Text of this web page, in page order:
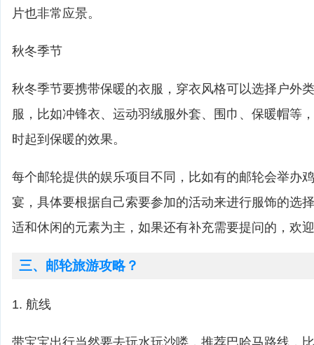
片也非常应景。
秋冬季节
秋冬季节要携带保暖的衣服，穿衣风格可以选择户外
服，比如冲锋衣、运动羽绒服外套、围巾、保暖帽等
时起到保暖的效果。
每个邮轮提供的娱乐项目不同，比如有的邮轮会举办
宴，具体要根据自己索要参加的活动来进行服饰的选
适和休闲的元素为主，如果还有补充需要提问的，欢
三、邮轮旅游攻略？
1. 航线
带宝宝出行当然要去玩水玩沙喽，推荐巴哈马路线，